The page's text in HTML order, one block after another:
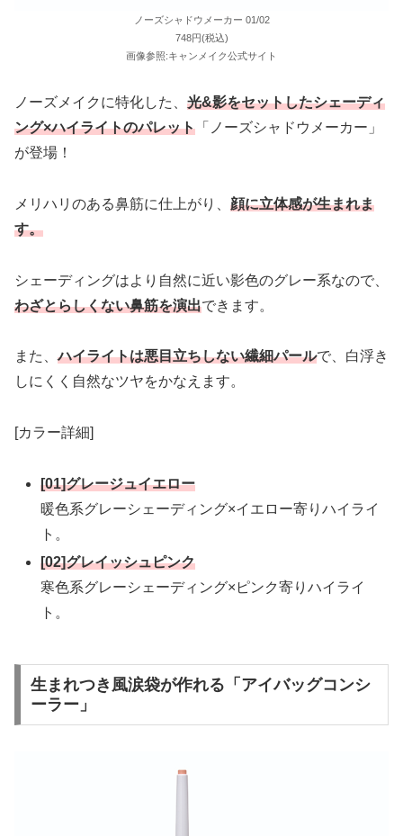
ノーズシャドウメーカー 01/02
748円(税込)
画像参照:キャンメイク公式サイト
ノーズメイクに特化した、 光&影をセットしたシェーディ
ング×ハイライトのパレット 「ノーズシャドウメーカー」
が登場！
メリハリのある鼻筋に仕上がり、 顔に立体感が生まれま
す。
シェーディングはより自然に近い影色のグレー系なので、
わざとらしくない鼻筋を演出できます。
また、ハイライトは悪目立ちしない繊細パールで、白浮き
しにくく自然なツヤをかなえます。
[カラー詳細]
[01]グレージュイエロー
暖色系グレーシェーディング×イエロー寄りハイライ
ト。
[02]グレイッシュピンク
寒色系グレーシェーディング×ピンク寄りハイライ
ト。
生まれつき風涙袋が作れる「アイバッグコンシ
ーラー」